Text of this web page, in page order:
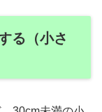
る（小さ